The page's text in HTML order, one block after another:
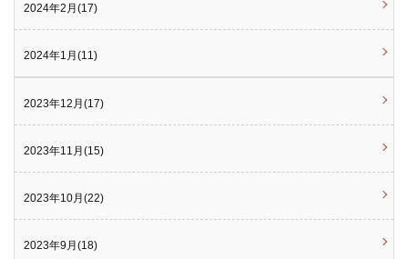
2024年2月(17)
2024年1月(11)
2023年12月(17)
2023年11月(15)
2023年10月(22)
2023年9月(18)